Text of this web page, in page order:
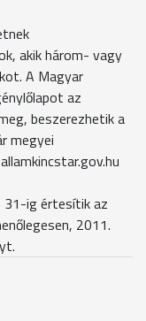
akik három- vagy
A Magyar
az
beszerezhetik a
megyei
31-ig értesítik az
2011.